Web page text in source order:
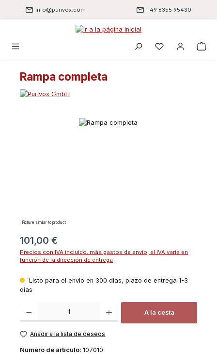
Saltar al contenido principal
info@purivox.com +49 6355 95430
Tienes 0
Rampa completa
Omitir galería de imágenes
Picture similar to product
Precio normal:
101,00 €
Precios con IVA incluido, más gastos de envío, el IVA varía en
función de la dirección de entrega
Listo para el envío en 300 días, plazo de entrega 1-3
días
A la cesta
Añadir a la lista de deseos
Número de artículo: 107010